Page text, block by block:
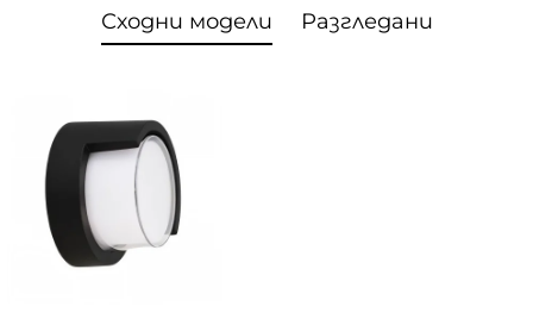
Сходни модели Разгледани